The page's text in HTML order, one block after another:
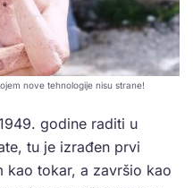
nove tehnologije nisu strane!
godine raditi u
tu je izrađen prvi
kao tokar, a završio kao